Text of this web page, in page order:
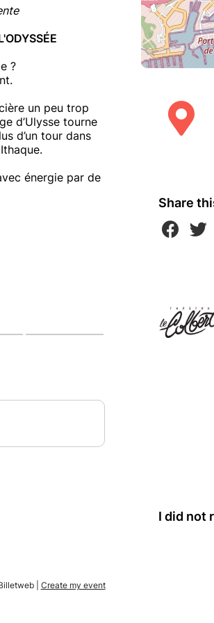
?
un peu trop
d’Ulysse tourne
d’un tour dans
énergie par de
Share
I did not
| Create my event